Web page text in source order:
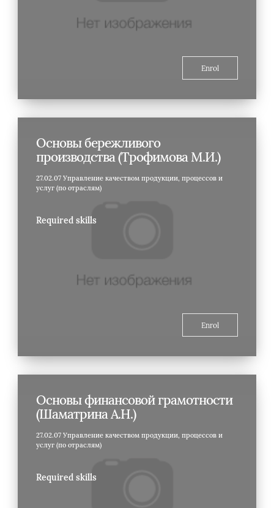
Enrol
Основы бережливого
производства (Трофимова М.И.)
27.02.07 Управление качеством продукции, процессов и
услуг (по отраслям)
Required skills
Enrol
Основы финансовой грамотности
(Шаматрина А.Н.)
27.02.07 Управление качеством продукции, процессов и
услуг (по отраслям)
Required skills